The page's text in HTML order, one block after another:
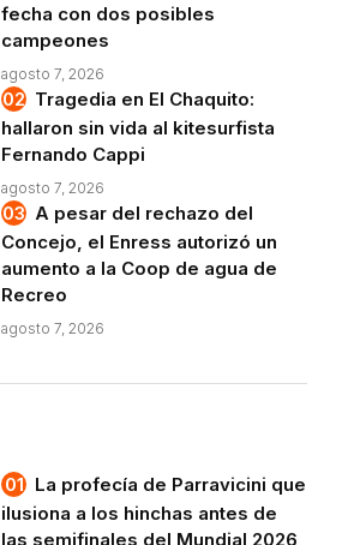
fecha con dos posibles
campeones
agosto 7, 2026
Tragedia en El Chaquito:
hallaron sin vida al kitesurfista
Fernando Cappi
agosto 7, 2026
A pesar del rechazo del
Concejo, el Enress autorizó un
aumento a la Coop de agua de
Recreo
agosto 7, 2026
La profecía de Parravicini que
ilusiona a los hinchas antes de
las semifinales del Mundial 2026